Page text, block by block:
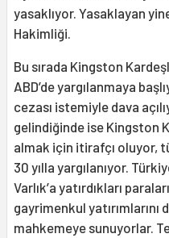
yasaklıyor. Yasaklayan
Hakimliği.
Bu sırada Kingston
ABD’de yargılanmaya
cezası istemiyle dava
gelindiğinde ise Kingston
almak için itirafçı oluyor,
30 yılla yargılanıyor.
Varlık’a yatırdıkları
gayrimenkul
mahkemeye sunuyorlar.